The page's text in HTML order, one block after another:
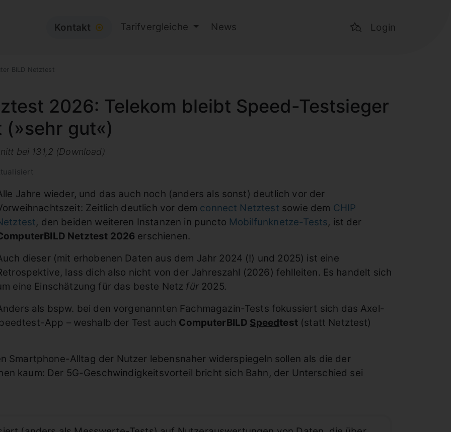
Kontakt ⦿ Tarifvergleiche News Login
BILD Netztest
2026: Telekom bleibt Speed-Testsieger
gut«)
bei 131,2 (Download)
Jahre wieder, und das auch noch (anders als sonst) deutlich vor der
Zeitlich deutlich vor dem connect Netztest sowie dem CHIP
, den beiden weiteren Instanzen in puncto Mobilfunknetze-Tests, ist der
Netztest 2026 erschienen.
dieser (mit erhobenen Daten aus dem Jahr 2024 (!) und 2025) ist eine
lass dich also nicht von der Jahreszahl (2026) fehlleiten. Es handelt sich
eine Einschätzung für das beste Netz für2025.
als bspw. bei den vorgenannten Fachmagazin-Tests fokussiert sich das Axel-
App – weshalb der Test auch ComputerBILD Speedtest(statt Netztest)
Smartphone-Alltag der Nutzer lebensnaher widerspiegeln sollen als die der
kaum: Der 5G-Geschwindigkeitsvorteil bricht sich Bahn, der Unterschied sei